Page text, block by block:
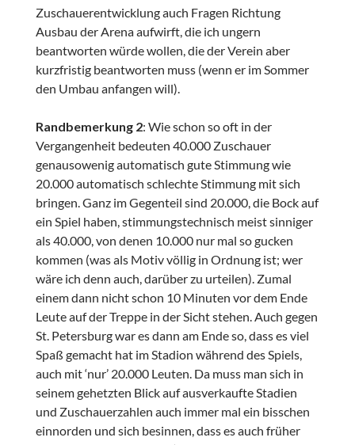
Zuschauerentwicklung auch Fragen Richtung
Ausbau der Arena aufwirft, die ich ungern
beantworten würde wollen, die der Verein aber
kurzfristig beantworten muss (wenn er im Sommer
den Umbau anfangen will).
Randbemerkung 2: Wie schon so oft in der
Vergangenheit bedeuten 40.000 Zuschauer
genausowenig automatisch gute Stimmung wie
20.000 automatisch schlechte Stimmung mit sich
bringen. Ganz im Gegenteil sind 20.000, die Bock auf
ein Spiel haben, stimmungstechnisch meist sinniger
als 40.000, von denen 10.000 nur mal so gucken
kommen (was als Motiv völlig in Ordnung ist; wer
wäre ich denn auch, darüber zu urteilen). Zumal
einem dann nicht schon 10 Minuten vor dem Ende
Leute auf der Treppe in der Sicht stehen. Auch gegen
St. Petersburg war es dann am Ende so, dass es viel
Spaß gemacht hat im Stadion während des Spiels,
auch mit ‘nur’ 20.000 Leuten. Da muss man sich in
seinem gehetzten Blick auf ausverkaufte Stadien
und Zuschauerzahlen auch immer mal ein bisschen
einnorden und sich besinnen, dass es auch früher